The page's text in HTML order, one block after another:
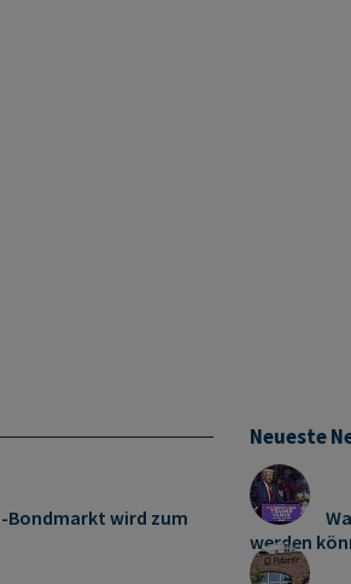
Bondmarkt wird zum
Neueste
werden